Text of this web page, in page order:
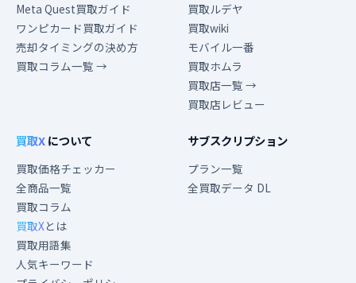
Meta Quest買取ガイド
ワンピカード買取ガイド
売却タイミングの決め方
買取コラム一覧 →
買取ルデヤ
買取wiki
モバイル一番
買取ホムラ
買取店一覧 →
買取店レビュー
買取Xについて
買取価格チェッカー
全商品一覧
買取コラム
買取Xとは
買取用語集
人気キーワード
サブスクリプション
プラン一覧
全買取データ DL